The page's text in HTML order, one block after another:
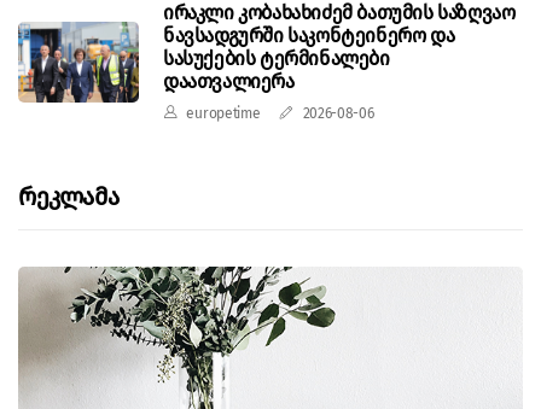
ირაკლი კობახახიძემ ბათუმის საზღვაო
ნავსადგურში საკონტეინერო და
სასუქების ტერმინალები
დაათვალიერა
europetime 2026-08-06
Რეკლამა